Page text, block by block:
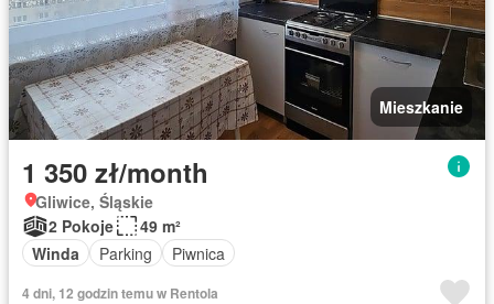
Mieszkanie
1 350 zł/month
Gliwice, Śląskie
2 Pokoje
49 m²
Winda
Parking Piwnica
4 dni, 12 godzin temu w Rentola